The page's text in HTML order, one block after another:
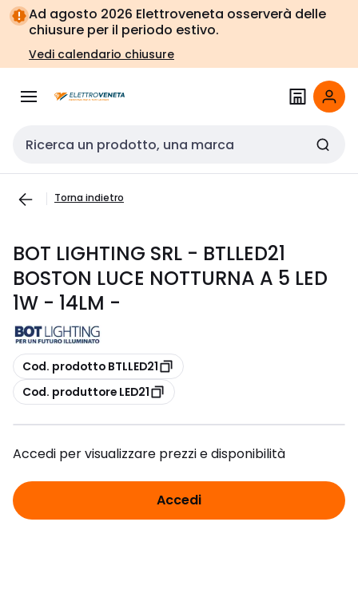
Vai alla
navigazione
Vai
alla
pagina
Ad agosto 2026 Elettroveneta osserverà delle
chiusure per il periodo estivo.
Vedi calendario chiusure
Cerca input
Torna indietro
BOT LIGHTING SRL - BTLLED21
BOSTON LUCE NOTTURNA A 5 LED
1W - 14LM -
copia
Cod. prodotto BTLLED21
copia
Cod. produttore LED21
Accedi per visualizzare prezzi e disponibilità
Accedi